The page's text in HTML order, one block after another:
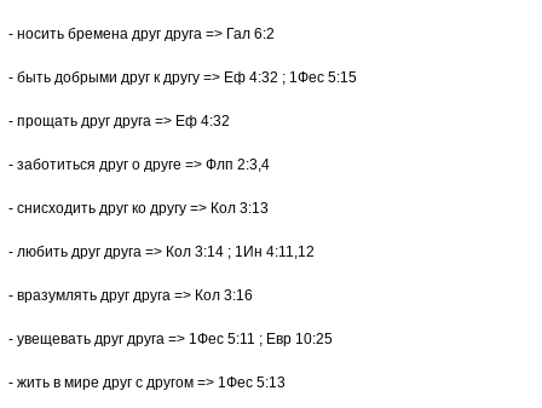
- носить бремена друг друга => Гал 6:2
- быть добрыми друг к другу => Еф 4:32 ; 1Фес 5:15
- прощать друг друга => Еф 4:32
- заботиться друг о друге => Флп 2:3,4
- снисходить друг ко другу => Кол 3:13
- любить друг друга => Кол 3:14 ; 1Ин 4:11,12
- вразумлять друг друга => Кол 3:16
- увещевать друг друга => 1Фес 5:11 ; Евр 10:25
- жить в мире друг с другом => 1Фес 5:13